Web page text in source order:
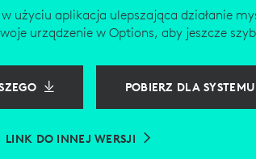
użyciu aplikacja ulepszająca działanie
urządzenie w Options, aby jeszcze
POBIERZ DLA
LINK DO INNEJ WERSJI